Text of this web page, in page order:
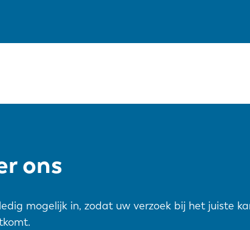
ons
mogelijk in, zodat uw verzoek bij het juiste